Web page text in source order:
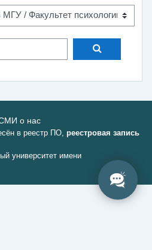
о нас
в реестр ПО, реестровая запись
университет имени